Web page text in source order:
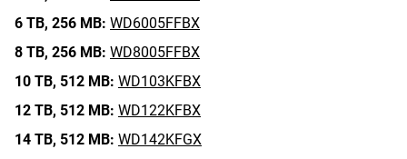
6 TB, 256 MB: WD6005FFBX
8 TB, 256 MB: WD8005FFBX
10 TB, 512 MB: WD103KFBX
12 TB, 512 MB: WD122KFBX
14 TB, 512 MB: WD142KFGX